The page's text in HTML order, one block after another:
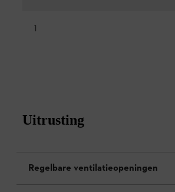
1
Uitrusting
Regelbare ventilatieopeningen